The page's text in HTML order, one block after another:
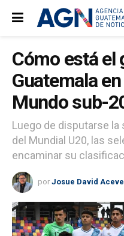
Cómo está el
Guatemala
Mundo sub-
Luego de disputarse la
del Mundial U20, las
encaminar su
por Josue David